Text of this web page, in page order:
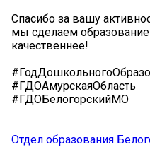
Спасибо за вашу
мы сделаем
качественнее!
#ГДОАмурскаяОбласть
#ГДОБелогорскийМО
Отдел образования